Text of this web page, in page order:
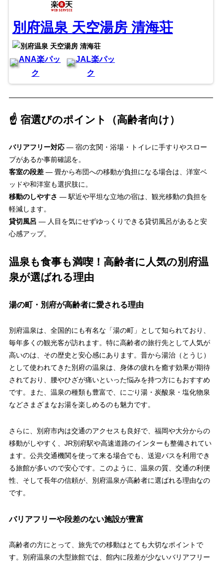
別府温泉 天空湯房 清海荘
ANA楽パッ
ク
JAL楽パッ
ク
☝️ 宿選びのポイント（高齢者向け）
バリアフリー対応— 宿の玄関・浴場・トイレに手すりやスロー
プがあるか事前確認を。
客室の段差— 畳から布団への移動が負担になる場合は、洋室ベ
ッドや和洋室も選択肢に。
移動のしやすさ — 駅近や平坦な立地の宿は、観光移動の負担を
軽減します。
貸切風呂 — 人目を気にせずゆっくりできる貸切風呂があると安
心感アップ。
温泉も食事も満喫！高齢者に人気の別府温
泉が選ばれる理由
湯の町・別府が高齢者に愛される理由
別府温泉は、全国的にも有名な「湯の町」として知られており、
毎年多くの観光客が訪れます。特に高齢者の旅行先として人気が
高いのは、その歴史と安心感にあります。昔から湯治（とうじ）
として使われてきた別府の温泉は、身体の疲れを癒す効果が期待
されており、腰やひざが痛いといった悩みを持つ方にもおすすめ
です。また、温泉の種類も豊富で、にごり湯・炭酸泉・塩化物泉
などさまざまなお湯を楽しめるのも魅力です。
さらに、別府市内は交通のアクセスも良好で、福岡や大分からの
移動がしやすく、JR別府駅や高速道路のインターも整備されてい
ます。公共交通機関を使って来る場合でも、送迎バスを利用でき
る旅館が多いので安心です。このように、温泉の質、交通の利便
性、そして長年の信頼が、別府温泉が高齢者に選ばれる理由なの
です。
バリアフリーや段差のない施設が豊富
高齢者の方にとって、旅先での移動はとても大切なポイントで
す。別府温泉の大型旅館では、館内に段差が少ないバリアフリー